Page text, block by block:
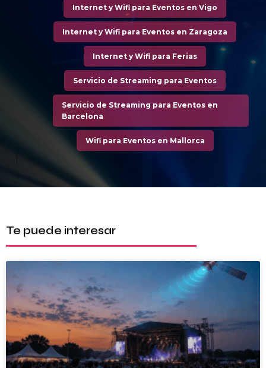
Internet y Wifi para Eventos en Vigo
Internet y Wifi para Eventos en Zaragoza
Internet y Wifi para Ferias
Servicio de Streaming para Eventos
Servicio de Streaming para Eventos en
Barcelona
Wifi para Eventos en Mallorca
Te puede interesar